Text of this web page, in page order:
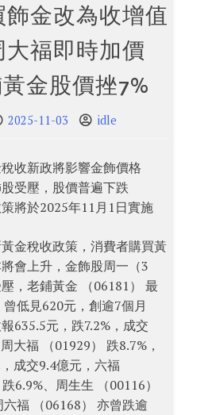
飾金改為收增值
福即時加價
金股價挫7%
2025-11-03 idle
收新政將影響金飾價格
受壓，股價普遍下跌
將於2025年11月1日實施
金稅收政策，消費者購買黃
會上升，金飾股周一（3
，老鋪黃金 （06181） 最
曾低見620元，創逾7個月
635.5元，跌7.2%，成交
大福 （01929） 跌8.7%，
成交9.4億元，六福
跌6.9%、周生生 （00116）
六福 （06168） 亦曾跌逾